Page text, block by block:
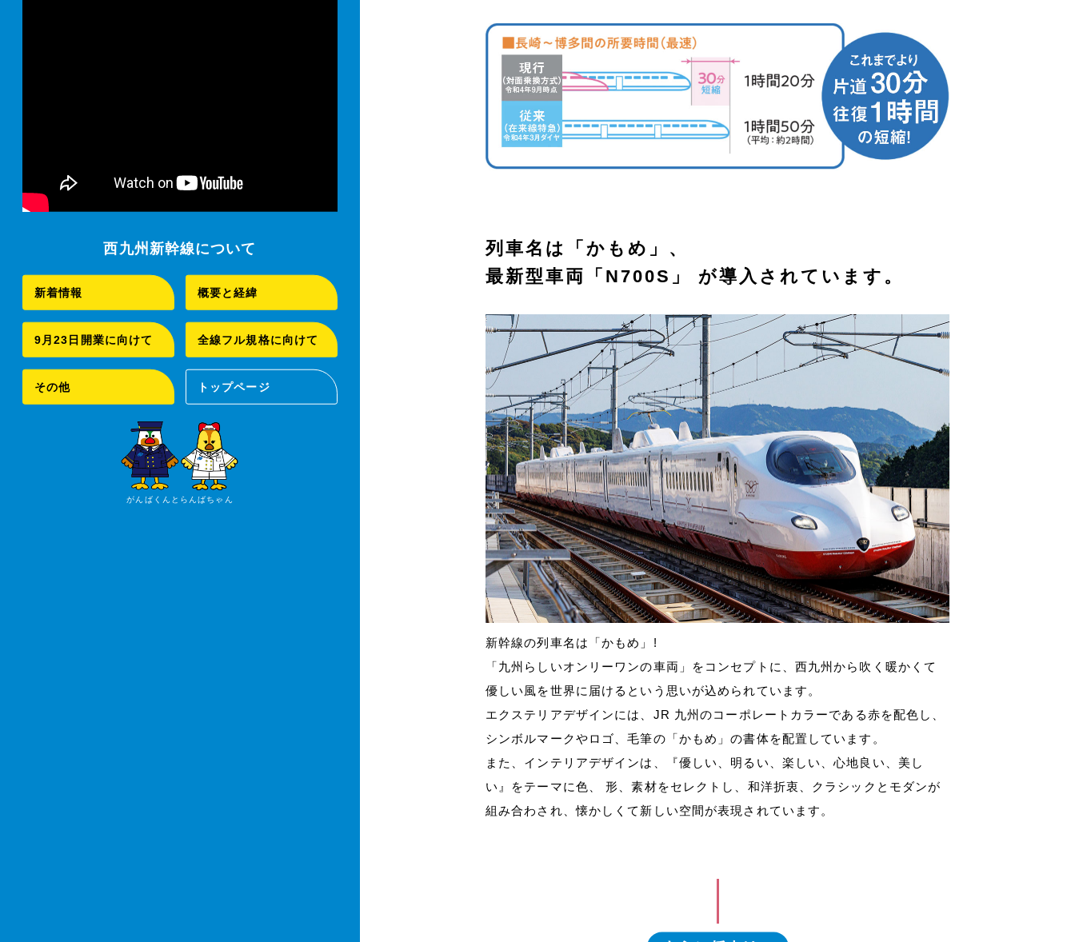
西九州新幹線について
新着情報 概要と経緯
9月23日開業に向けて 全線フル規格に向けて
その他 トップページ
がんばくんとらんばちゃん
列車名は「かもめ」、
最新型車両「N700S」 が導入されています。
新幹線の列車名は「かもめ」!
「九州らしいオンリーワンの車両」をコンセプトに、西九州から吹く暖かくて
優しい風を世界に届けるという思いが込められています。
エクステリアデザインには、JR 九州のコーポレートカラーである赤を配色し、
シンボルマークやロゴ、毛筆の「かもめ」の書体を配置しています。
また、インテリアデザインは、『優しい、明るい、楽しい、心地良い、美し
い』をテーマに色、 形、素材をセレクトし、和洋折衷、クラシックとモダンが
組み合わされ、懐かしくて新しい空間が表現されています。